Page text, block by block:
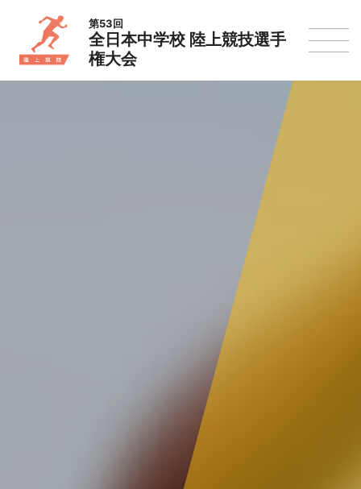
第53回
全日本中学校 陸上競技選手
権大会